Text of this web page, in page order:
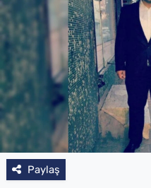
Paylaş
SAĞLIK
TV REHBERİ